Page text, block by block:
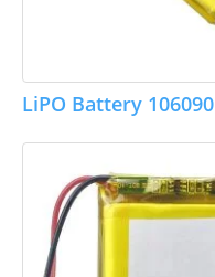
LiPO Battery 106090